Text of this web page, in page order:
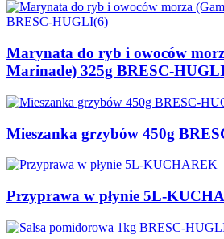
Marynata do ryb i owoców
Marinade) 325g BRESC-
Mieszanka grzybów 450g
Przyprawa w płynie 5L-